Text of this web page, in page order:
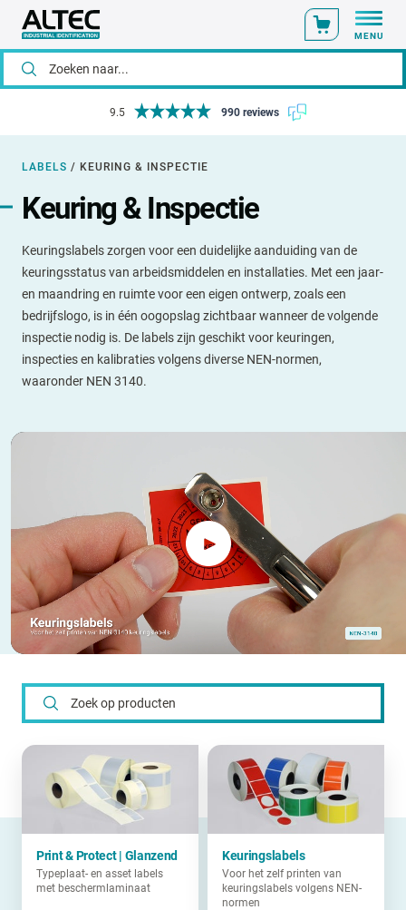
MENU
9.5 990 reviews
LABELS / KEURING & INSPECTIE
Keuring & Inspectie
Keuringslabels zorgen voor een duidelijke aanduiding van de
keuringsstatus van arbeidsmiddelen en installaties. Met een jaar-
en maandring en ruimte voor een eigen ontwerp, zoals een
bedrijfslogo, is in één oogopslag zichtbaar wanneer de volgende
inspectie nodig is. De labels zijn geschikt voor keuringen,
inspecties en kalibraties volgens diverse NEN-normen,
waaronder NEN 3140.
Print & Protect | Glanzend
Typeplaat- en asset labels
met beschermlaminaat
Keuringslabels
Voor het zelf printen van
keuringslabels volgens NEN-
normen